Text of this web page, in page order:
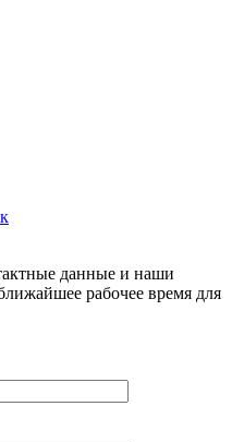
данные и наши
рабочее время для